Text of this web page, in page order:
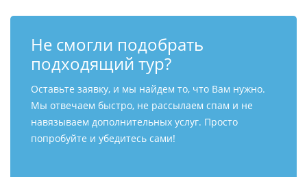
Не смогли подобрать
подходящий тур?
Оставьте заявку, и мы найдем то, что Вам нужно.
Мы отвечаем быстро, не рассылаем спам и не
навязываем дополнительных услуг. Просто
попробуйте и убедитесь сами!